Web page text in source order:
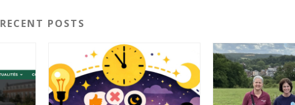
RECENT POSTS